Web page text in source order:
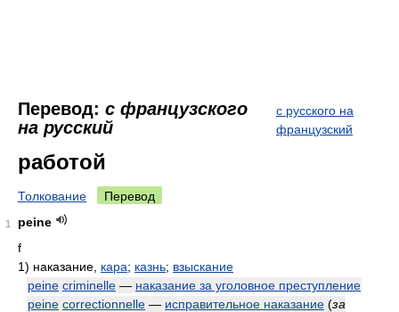
Перевод: с французского
на русский
с русского на
французский
работой
Толкование Перевод
1
peine
f
1) наказание, кара; казнь; взыскание
peine criminelle — наказание за уголовное преступление
peine correctionnelle — исправительное наказание (за